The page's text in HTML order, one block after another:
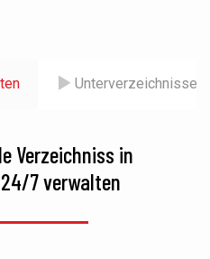
Unterverzeichnisse
Verzeichniss in
7 verwalten